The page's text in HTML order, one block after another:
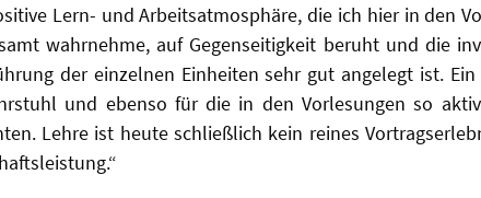
Lern- und Arbeitsatmosphäre, die ich hier in den
wahrnehme, auf Gegenseitigkeit beruht und die
der einzelnen Einheiten sehr gut angelegt ist.
und ebenso für die in den Vorlesungen so
Lehre ist heute schließlich kein reines